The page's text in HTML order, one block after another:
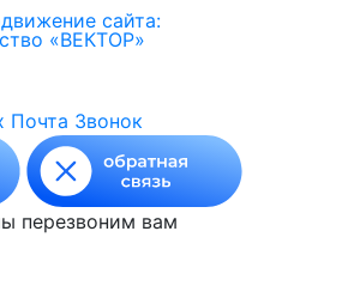
сайта:
«ВЕКТОР»
Почта Звонок
перезвоним вам